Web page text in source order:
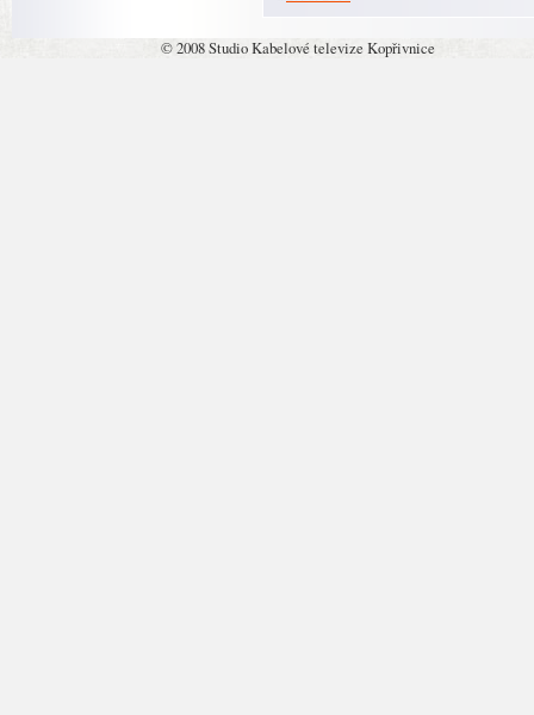
© 2008 Studio Kabelové televize Kopřivnice